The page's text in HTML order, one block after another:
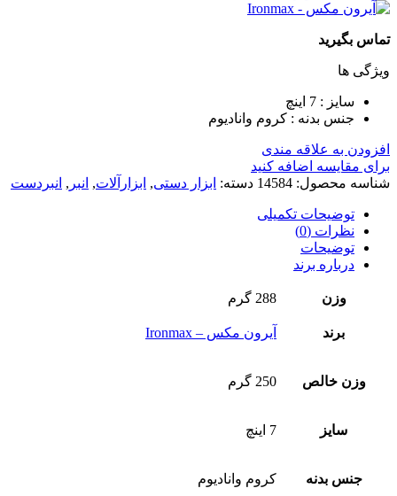
تماس بگیرید
ویژگی ها
سایز : 7 اینچ
جنس بدنه : کروم وانادیوم
افزودن به علاقه مندی
برای مقایسه اضافه کنید
شناسه محصول: 14584 دسته: ابزار دستی, ابزارآلات, انبر , انبردست
توضیحات تکمیلی
نظرات (0)
توضیحات
درباره برند
وزن 288 گرم
برند آیرون مکس – Ironmax
وزن خالص 250 گرم
سایز 7 اینچ
جنس بدنه کروم وانادیوم